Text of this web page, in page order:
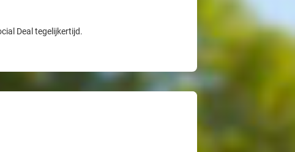
Deal tegelijkertijd.